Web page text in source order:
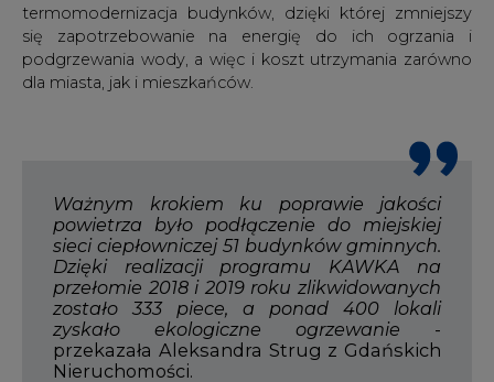
termomodernizacja budynków, dzięki której zmniejszy
się zapotrzebowanie na energię do ich ogrzania i
podgrzewania wody, a więc i koszt utrzymania zarówno
dla miasta, jak i mieszkańców.
Ważnym krokiem ku poprawie jakości
powietrza było podłączenie do miejskiej
sieci ciepłowniczej 51 budynków gminnych.
Dzięki realizacji programu KAWKA na
przełomie 2018 i 2019 roku zlikwidowanych
zostało 333 piece, a ponad 400 lokali
zyskało ekologiczne ogrzewanie -
przekazała Aleksandra Strug z Gdańskich
Nieruchomości.